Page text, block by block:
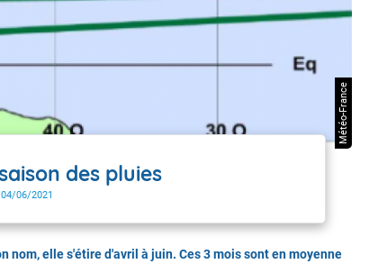
Météo-France
des pluies
04/06/2021
nom, elle s'étire d'avril à juin. Ces 3 mois sont en moyenne
Dès ce lundi 06 juillet, Météo-France déploie une toute
prévision d’échouement de sargasses. Après une longue
phase de développement technique et de tests, le bulletin
informations plus claires, plus précises et plus ancrées
public, un professionnel de la mer ou un citoyen, voici ce